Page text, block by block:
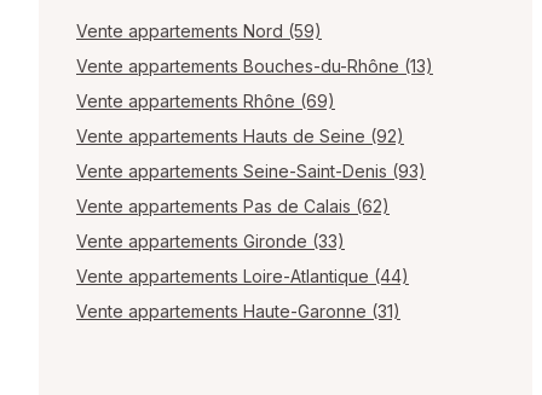
Vente appartements Nord (59)
Vente appartements Bouches-du-Rhône (13)
Vente appartements Rhône (69)
Vente appartements Hauts de Seine (92)
Vente appartements Seine-Saint-Denis (93)
Vente appartements Pas de Calais (62)
Vente appartements Gironde (33)
Vente appartements Loire-Atlantique (44)
Vente appartements Haute-Garonne (31)